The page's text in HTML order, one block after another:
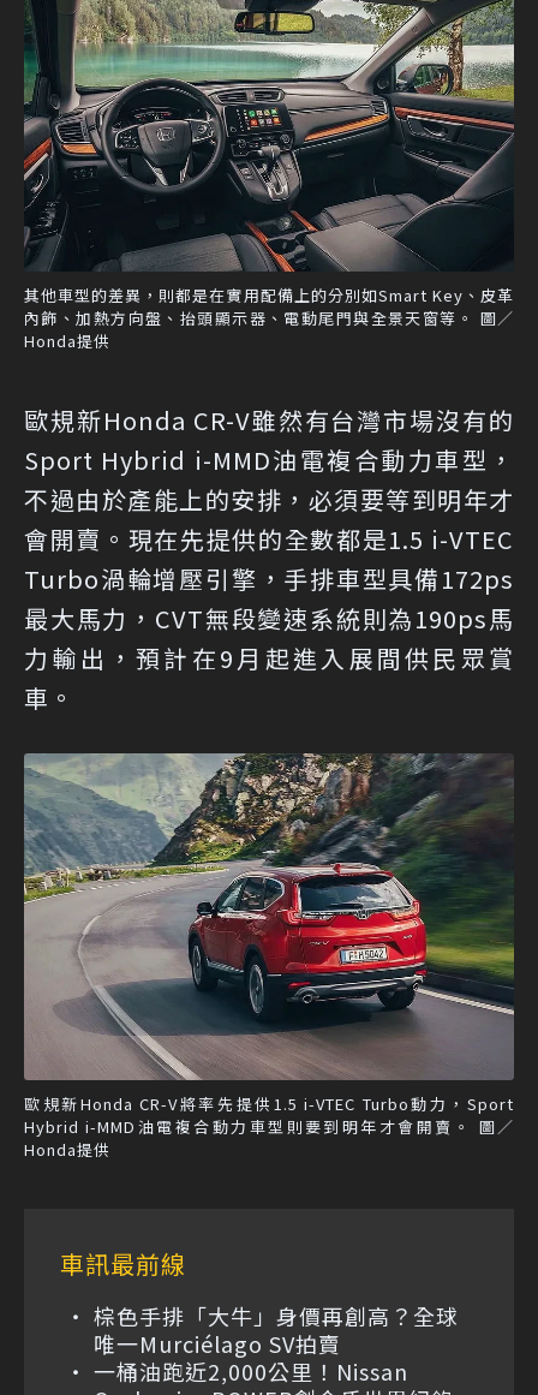
其他車型的差異，則都是在實用配備上的分別如Smart Key、皮革
內飾、加熱方向盤、抬頭顯示器、電動尾門與全景天窗等。 圖／
Honda提供
歐規新Honda CR-V雖然有台灣市場沒有的
Sport Hybrid i-MMD油電複合動力車型，
不過由於產能上的安排，必須要等到明年才
會開賣。現在先提供的全數都是1.5 i-VTEC
Turbo渦輪增壓引擎，手排車型具備172ps
最大馬力，CVT無段變速系統則為190ps馬
力輸出，預計在9月起進入展間供民眾賞
車。
歐規新Honda CR-V將率先提供1.5 i-VTEC Turbo動力，Sport
Hybrid i-MMD油電複合動力車型則要到明年才會開賣。 圖／
Honda提供
車訊最前線
棕色手排「大牛」身價再創高？全球
唯一Murciélago SV拍賣
一桶油跑近2,000公里！Nissan